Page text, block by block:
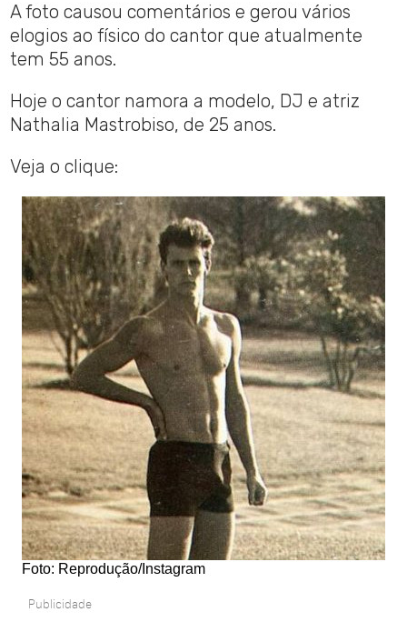
A foto causou comentários e gerou vários
elogios ao físico do cantor que atualmente
tem 55 anos.
Hoje o cantor namora a modelo, DJ e atriz
Nathalia Mastrobiso, de 25 anos.
Veja o clique:
Foto: Reprodução/Instagram
Publicidade